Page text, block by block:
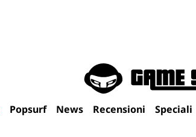
Popsurf News Recensioni Speciali